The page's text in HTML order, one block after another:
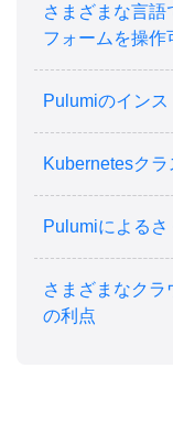
さまざまな言語
フォームを操作
Pulumiのイン
Kubernetesク
Pulumiによる
さまざまなク
の利点